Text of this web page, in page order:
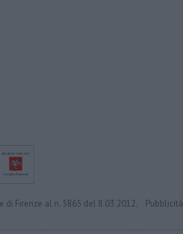
Firenze al n. 5865 del 8.03.2012. Pubblicità